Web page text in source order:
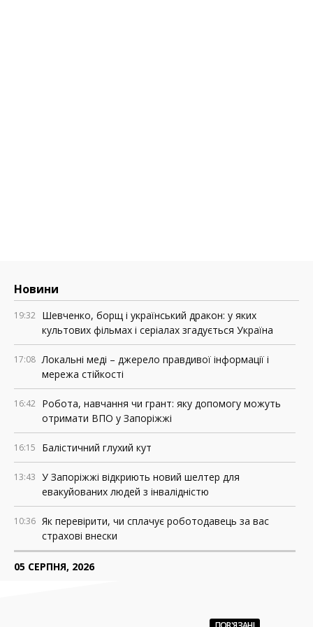
Новини
19:32 Шевченко, борщ і український дракон: у яких
культових фільмах і серіалах згадується Україна
17:08 Локальні меді – джерело правдивої інформації і
мережа стійкості
16:42 Робота, навчання чи грант: яку допомогу можуть
отримати ВПО у Запоріжжі
16:15 Балістичний глухий кут
13:43 У Запоріжжі відкриють новий шелтер для
евакуйованих людей з інвалідністю
10:36 Як перевірити, чи сплачує роботодавець за вас
страхові внески
05 СЕРПНЯ, 2026